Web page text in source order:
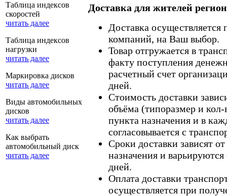
Таблица индексов
скоростей
читать далее
Таблица индексов
нагрузки
читать далее
Маркировка дисков
читать далее
Виды автомобильных
дисков
читать далее
Как выбрать
автомобильный диск
читать далее
Доставка для жителей
Доставка
компаний, на Ваш выбор.
Товар отгружается в
факту поступления
расчетный счет
дней.
Стоимость доставки
объёма (типоразмер и кол-
пункта назначения и в
согласовывается с
Сроки доставки зависят
назначения и
дней.
Оплата доставки
осуществляется при